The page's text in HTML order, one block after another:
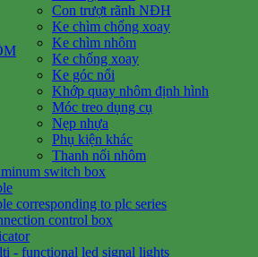
Con trượt rãnh NĐH
Ke chìm chống xoay
Ke chìm nhôm
Ke chống xoay
Ke góc nổi
Khớp quay nhôm định hình
Móc treo dụng cụ
Nẹp nhựa
Phụ kiện khác
Thanh nối nhôm
switch box
corresponding to plc series
control box
- functional led signal lights